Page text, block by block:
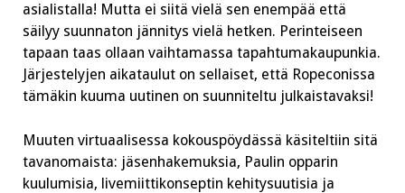
asialistalla! Mutta ei siitä vielä sen enempää että
säilyy suunnaton jännitys vielä hetken. Perinteiseen
tapaan taas ollaan vaihtamassa tapahtumakaupunkia.
Järjestelyjen aikataulut on sellaiset, että Ropeconissa
tämäkin kuuma uutinen on suunniteltu julkaistavaksi!
Muuten virtuaalisessa kokouspöydässä käsiteltiin sitä
tavanomaista: jäsenhakemuksia, Paulin opparin
kuulumisia, livemiittikonseptin kehitysuutisia ja